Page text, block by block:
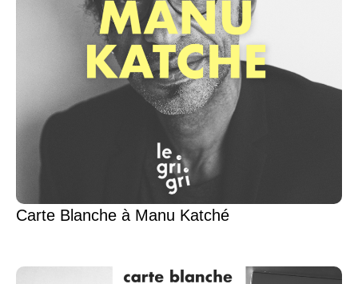
Carte Blanche à Manu Katché